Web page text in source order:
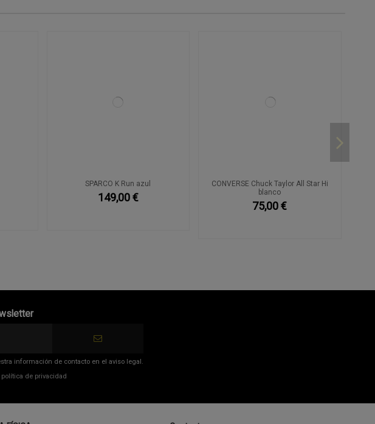
SPARCO K Run azul
149,00 €
CONVERSE Chuck Taylor All Star Hi
blanco
75,00 €
información de contacto en el aviso legal.
política de privacidad